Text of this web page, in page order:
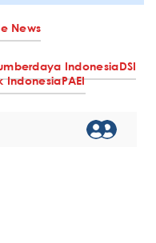
News
IndonesiaDSI
IndonesiaPAEI